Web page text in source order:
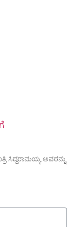
ಸಿದ್ದರಾಮಯ್ಯ ಅವರನ್ನು